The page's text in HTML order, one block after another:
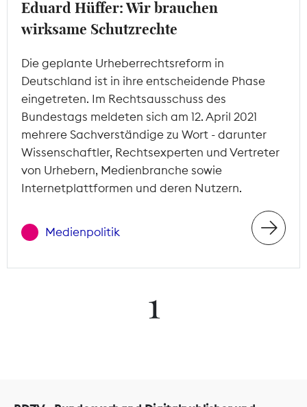
Eduard Hüffer: Wir brauchen
wirksame Schutzrechte
Die geplante Urheberrechtsreform in
Deutschland ist in ihre entscheidende Phase
eingetreten. Im Rechtsausschuss des
Bundestags meldeten sich am 12. April 2021
mehrere Sachverständige zu Wort - darunter
Wissenschaftler, Rechtsexperten und Vertreter
von Urhebern, Medienbranche sowie
Internetplattformen und deren Nutzern.
Medienpolitik
1